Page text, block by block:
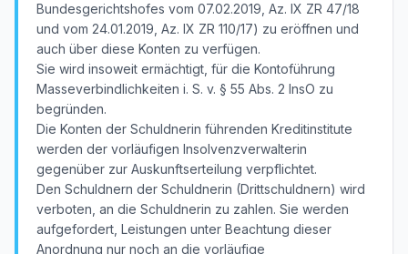
Bundesgerichtshofes vom 07.02.2019, Az. IX ZR 47/18
und vom 24.01.2019, Az. IX ZR 110/17) zu eröffnen und
auch über diese Konten zu verfügen.
Sie wird insoweit ermächtigt, für die Kontoführung
Masseverbindlichkeiten i. S. v. § 55 Abs. 2 InsO zu
begründen.
Die Konten der Schuldnerin führenden Kreditinstitute
werden der vorläufigen Insolvenzverwalterin
gegenüber zur Auskunftserteilung verpflichtet.
Den Schuldnern der Schuldnerin (Drittschuldnern) wird
verboten, an die Schuldnerin zu zahlen. Sie werden
aufgefordert, Leistungen unter Beachtung dieser
Anordnung nur noch an die vorläufige